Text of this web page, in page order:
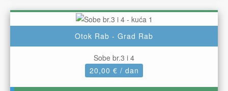
Otok Rab - Grad Rab
Sobe br.3 i 4
20,00 € / dan